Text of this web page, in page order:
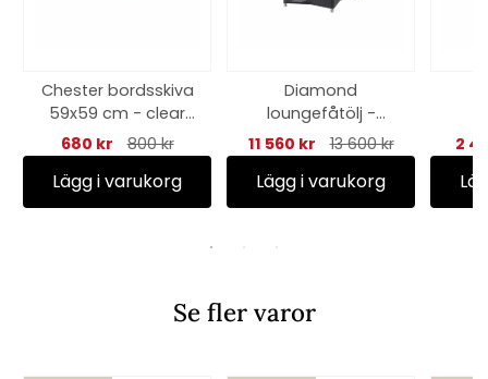
Chester bordsskiva
59x59 cm - clear
härdat glas
680 kr 800 kr
Lägg i varukorg
Diamond
loungefåtölj -
graphite/grey
11 560 kr 13 600 kr
Lägg i varukorg
2
Se fler varor